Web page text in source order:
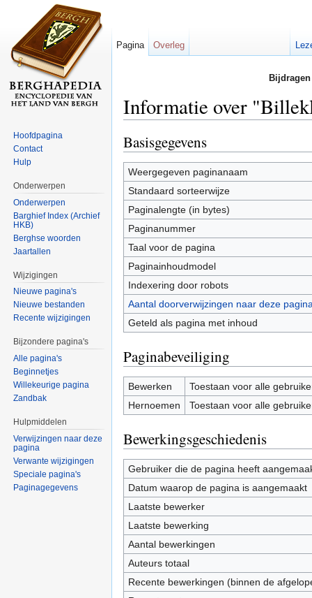
Informatie over
Basisgegevens
Weergegeven paginanaam
Standaard sorteerwijze
Paginalengte (in bytes)
Paginanummer
Taal voor de pagina
Paginainhoudmodel
Indexering door robots
Aantal doorverwijzingen naar deze
Geteld als pagina met inhoud
Paginabeveiliging
Bewerken
Toestaan voor alle
Hernoemen
Toestaan voor alle
Bewerkingsgeschiedenis
Gebruiker die de pagina heeft
Datum waarop de pagina is aangemaakt
Laatste bewerker
Laatste bewerking
Aantal bewerkingen
Auteurs totaal
Recente bewerkingen (binnen de
Pagina Overleg
Hoofdpagina
Contact
Hulp
Onderwerpen
Onderwerpen
Barghief Index (Archief
HKB)
Berghse woorden
Jaartallen
Wijzigingen
Nieuwe pagina's
Nieuwe bestanden
Recente wijzigingen
Bijzondere pagina's
Alle pagina's
Beginnetjes
Willekeurige pagina
Zandbak
Hulpmiddelen
Verwijzingen naar deze
pagina
Verwante wijzigingen
Speciale pagina's
Paginagegevens